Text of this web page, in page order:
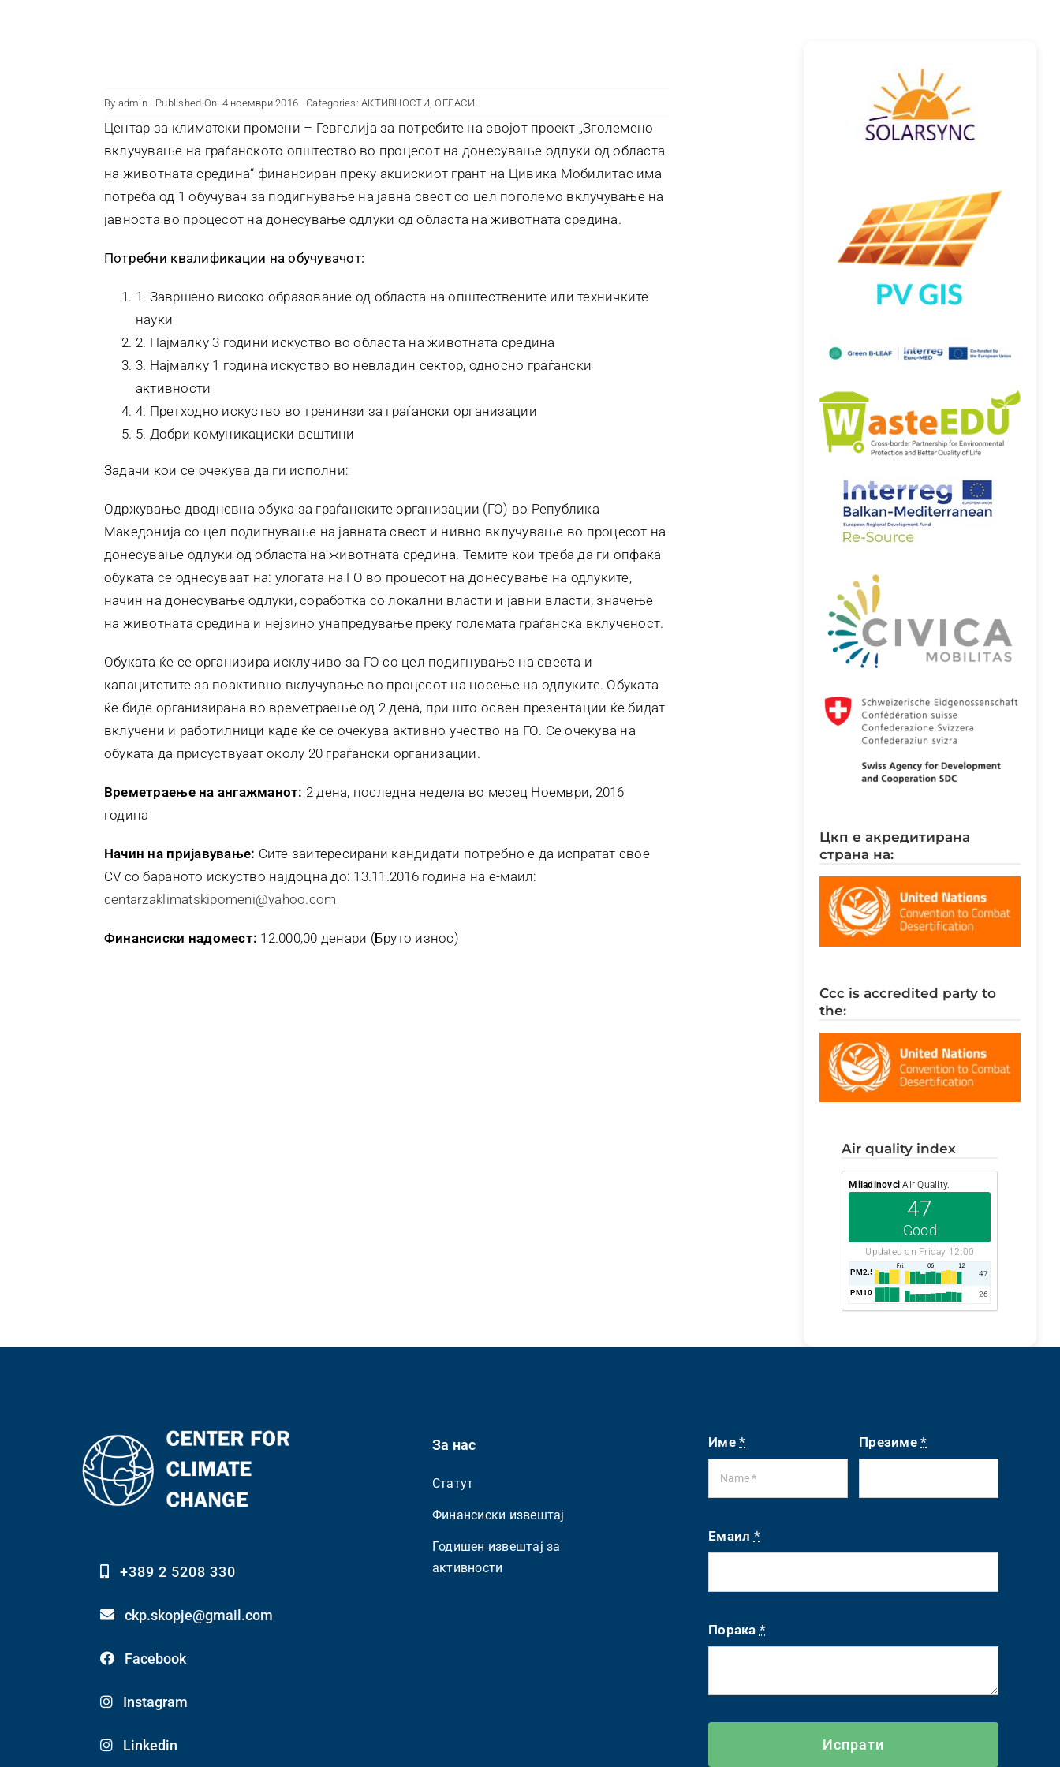
By admin Published On: 4 ноември 2016 Categories:АКТИВНОСТИ ,ОГЛАСИ
Центар за климатски промени – Гевгелија за потребите на својот проект „Зголемено
вклучување на граѓанското општество во процесот на донесување одлуки од областа
на животната средина“ финансиран преку акцискиот грант на Цивика Мобилитас има
потреба од 1 обучувач за подигнување на јавна свест со цел поголемо вклучување на
јавноста во процесот на донесување одлуки од областа на животната средина.
Потребни квалификации на обучувачот:
1. Завршено високо образование од областа на општествените или техничките
науки
2. Најмалку 3 години искуство во областа на животната средина
3. Најмалку 1 година искуство во невладин сектор, односно граѓански
активности
4. Претходно искуство во тренинзи за граѓански организации
5. Добри комуникациски вештини
Задачи кои се очекува да ги исполни:
Одржување дводневна обука за граѓанските организации (ГО) во Република
Македонија со цел подигнување на јавната свест и нивно вклучување во процесот на
донесување одлуки од областа на животната средина. Темите кои треба да ги опфаќа
обуката се однесуваат на: улогата на ГО во процесот на донесување на одлуките,
начин на донесување одлуки, соработка со локални власти и јавни власти, значење
на животната средина и нејзино унапредување преку големата граѓанска вклученост.
Обуката ќе се организира исклучиво за ГО со цел подигнување на свеста и
капацитетите за поактивно вклучување во процесот на носење на одлуките. Обуката
ќе биде организирана во времетраење од 2 дена, при што освен презентации ќе бидат
вклучени и работилници каде ќе се очекува активно учество на ГО. Се очекува на
обуката да присуствуаат околу 20 граѓански организации.
Времетраење на ангажманот: 2 дена, последна недела во месец Ноември, 2016
година
Начин на пријавување: Сите заитересирани кандидати потребно е да испратат свое
CV со бараното искуство најдоцна до: 13.11.2016 година на е-маил:
centarzaklimatskipomeni@yahoo.com
Финансиски надомест: 12.000,00 денари (Бруто износ)
цкп е акредитирана
страна на:
ccc is accredited party to
the:
air quality index
Miladinovci Air Quality.
47
Good
Updated on Friday 12:00
PM2.5AQI 47
PM10 26
+389 2 5208 330
ckp.skopje@gmail.com
Facebook
Instagram
Linkedin
За нас
Статут
Финансиски извештај
Годишен извештај за
активности
Име* Презиме*
Емаил *
Порака *
Испрати